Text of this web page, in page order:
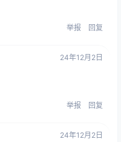
举报 回复
24年12月2日
举报 回复
24年12月2日